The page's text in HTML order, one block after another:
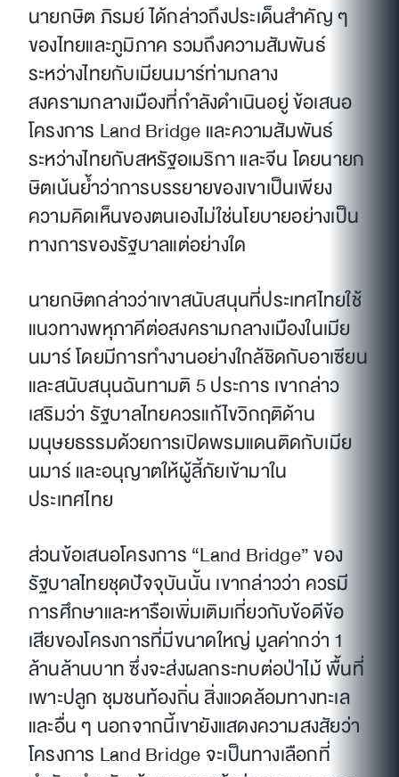
นายกษิต ภิรมย์ ได้กล่าวถึงประเด็นสำคัญ ๆ
ของไทยและภูมิภาค รวมถึงความสัมพันธ์
ระหว่างไทยกับเมียนมาร์ท่ามกลาง
สงครามกลางเมืองที่กำลังดำเนินอยู่ ข้อเสนอ
โครงการ Land Bridge และความสัมพันธ์
ระหว่างไทยกับสหรัฐอเมริกา และจีน โดยนายก
ษิตเน้นย้ำว่าการบรรยายของเขาเป็นเพียง
ความคิดเห็นของตนเองไม่ใช่นโยบายอย่างเป็น
ทางการของรัฐบาลแต่อย่างใด
นายกษิตกล่าวว่าเขาสนับสนุนที่ประเทศไทยใช้
แนวทางพหุภาคีต่อสงครามกลางเมืองในเมีย
นมาร์ โดยมีการทำงานอย่างใกล้ชิดกับอาเซียน
และสนับสนุนฉันทามติ 5 ประการ เขากล่าว
เสริมว่า รัฐบาลไทยควรแก้ไขวิกฤติด้าน
มนุษยธรรมด้วยการเปิดพรมแดนติดกับเมีย
นมาร์ และอนุญาตให้ผู้ลี้ภัยเข้ามาใน
ประเทศไทย
ส่วนข้อเสนอโครงการ “Land Bridge” ของ
รัฐบาลไทยชุดปัจจุบันนั้น เขากล่าวว่า ควรมี
การศึกษาและหารือเพิ่มเติมเกี่ยวกับข้อดีข้อ
เสียของโครงการที่มีขนาดใหญ่ มูลค่ากว่า 1
ล้านล้านบาท ซึ่งจะส่งผลกระทบต่อป่าไม้ พื้นที่
เพาะปลูก ชุมชนท้องถิ่น สิ่งแวดล้อมทางทะเล
และอื่น ๆ นอกจากนี้เขายังแสดงความสงสัยว่า
โครงการ Land Bridge จะเป็นทางเลือกที่